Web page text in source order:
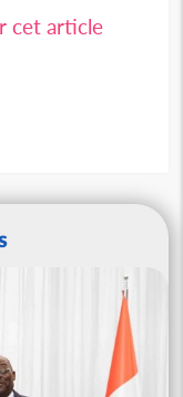
cet article